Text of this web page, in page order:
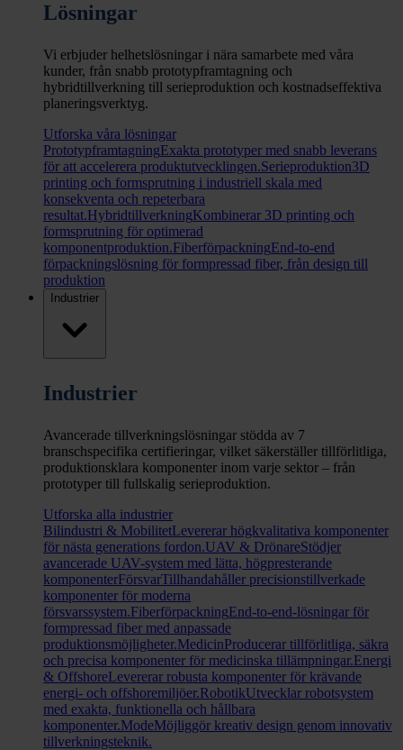
Lösningar
Vi erbjuder helhetslösningar i nära samarbete med våra
kunder, från snabb prototypframtagning och
hybridtillverkning till serieproduktion och kostnadseffektiva
planeringsverktyg.
Utforska våra lösningar
PrototypframtagningExakta prototyper med snabb leverans
för att accelerera produktutvecklingen.Serieproduktion3D
printing och formsprutning i industriell skala med
konsekventa och repeterbara
resultat.HybridtillverkningKombinerar 3D printing och
formsprutning för optimerad
komponentproduktion.FiberförpackningEnd-to-end
förpackningslösning för formpressad fiber, från design till
produktion
Industrier
Industrier
Avancerade tillverkningslösningar stödda av 7
branschspecifika certifieringar, vilket säkerställer tillförlitliga,
produktionsklara komponenter inom varje sektor – från
prototyper till fullskalig serieproduktion.
Utforska alla industrier
Bilindustri & MobilitetLevererar högkvalitativa komponenter
för nästa generations fordon.UAV & DrönareStödjer
avancerade UAV-system med lätta, högpresterande
komponenterFörsvarTillhandahåller precisionstillverkade
komponenter för moderna
försvarssystem.FiberförpackningEnd-to-end-lösningar för
formpressad fiber med anpassade
produktionsmöjligheter.MedicinProducerar tillförlitliga, säkra
och precisa komponenter för medicinska tillämpningar.Energi
& OffshoreLevererar robusta komponenter för krävande
energi- och offshoremiljöer.RobotikUtvecklar robotsystem
med exakta, funktionella och hållbara
komponenter.ModeMöjliggör kreativ design genom innovativ
tillverkningsteknik.